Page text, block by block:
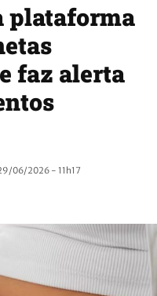
plataforma
faz alerta
06/2026 - 11h17